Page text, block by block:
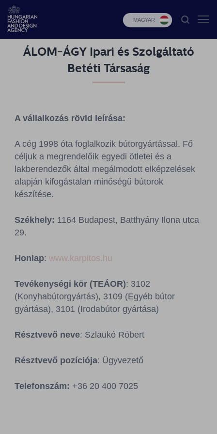
MAGYAR
HFDA
programok
Budapest
Select
Hírek
Pályázatok
Sajtószoba
ÁLOM-ÁGY Ipari és Szolgáltató
Betéti Társaság
A vállalkozás rövid leírása:
A cég 1998 óta foglalkozik bútorgyártással. Fő
céljuk a megrendelőik egyedi ötletei és a
lakberendezők által megálmodott elképzelések
alapján kifogástalan minőségű bútorok
készítése.
Székhely: 1164 Budapest, Batthyány Ilona utca
29.
Honlap: www.karpitos.hu
Tevékenységi kör (TEÁOR): 3102
(Konyhabútorgyártás), 3109 (Egyéb bútor
gyártása), 3101 (Irodabútor gyártása)
Résztvevő neve: Szlaukó Róbert
Résztvevő pozíciója: Ügyvezető
Telefonszám: +36 20 400 7025